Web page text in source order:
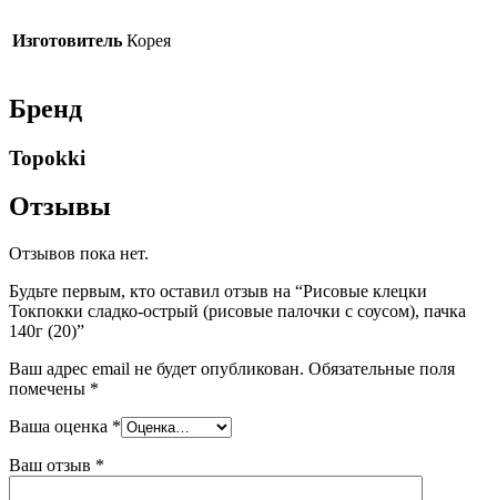
Изготовитель Корея
Бренд
Topokki
Отзывы
Отзывов пока нет.
Будьте первым, кто оставил отзыв на “Рисовые клецки
Токпокки сладко-острый (рисовые палочки с соусом), пачка
140г (20)”
Ваш адрес email не будет опубликован. Обязательные поля
помечены *
Ваша оценка *
Ваш отзыв *